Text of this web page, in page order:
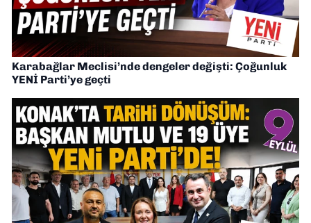
Karabağlar Meclisi’nde dengeler değişti: Çoğunluk
YENİ Parti’ye geçti